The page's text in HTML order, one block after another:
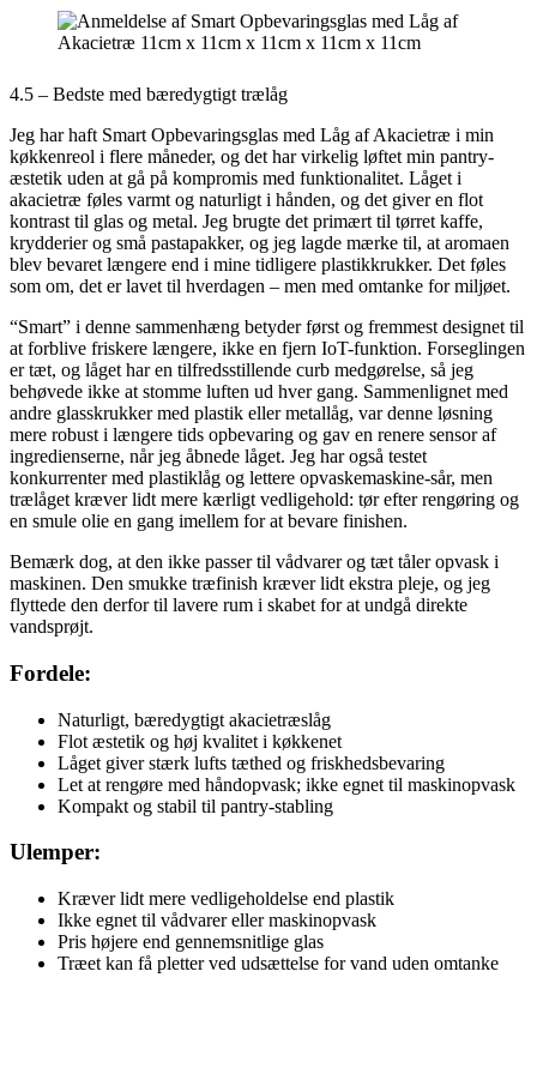
4.5 – Bedste med bæredygtigt trælåg
Jeg har haft Smart Opbevaringsglas med Låg af Akacietræ i min
køkkenreol i flere måneder, og det har virkelig løftet min pantry-
æstetik uden at gå på kompromis med funktionalitet. Låget i
akacietræ føles varmt og naturligt i hånden, og det giver en flot
kontrast til glas og metal. Jeg brugte det primært til tørret kaffe,
krydderier og små pastapakker, og jeg lagde mærke til, at aromaen
blev bevaret længere end i mine tidligere plastikkrukker. Det føles
som om, det er lavet til hverdagen – men med omtanke for miljøet.
“Smart” i denne sammenhæng betyder først og fremmest designet til
at forblive friskere længere, ikke en fjern IoT-funktion. Forseglingen
er tæt, og låget har en tilfredsstillende curb medgørelse, så jeg
behøvede ikke at stomme luften ud hver gang. Sammenlignet med
andre glasskrukker med plastik eller metallåg, var denne løsning
mere robust i længere tids opbevaring og gav en renere sensor af
ingredienserne, når jeg åbnede låget. Jeg har også testet
konkurrenter med plastiklåg og lettere opvaskemaskine-sår, men
trælåget kræver lidt mere kærligt vedligehold: tør efter rengøring og
en smule olie en gang imellem for at bevare finishen.
Bemærk dog, at den ikke passer til vådvarer og tæt tåler opvask i
maskinen. Den smukke træfinish kræver lidt ekstra pleje, og jeg
flyttede den derfor til lavere rum i skabet for at undgå direkte
vandsprøjt.
Fordele:
Naturligt, bæredygtigt akacietræslåg
Flot æstetik og høj kvalitet i køkkenet
Låget giver stærk lufts tæthed og friskhedsbevaring
Let at rengøre med håndopvask; ikke egnet til maskinopvask
Kompakt og stabil til pantry-stabling
Ulemper:
Kræver lidt mere vedligeholdelse end plastik
Ikke egnet til vådvarer eller maskinopvask
Pris højere end gennemsnitlige glas
Træet kan få pletter ved udsættelse for vand uden omtanke